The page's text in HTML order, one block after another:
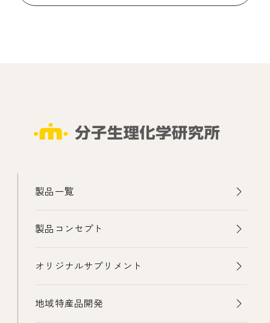
製品一覧
製品コンセプト
オリジナルサプリメント
地域特産品開発